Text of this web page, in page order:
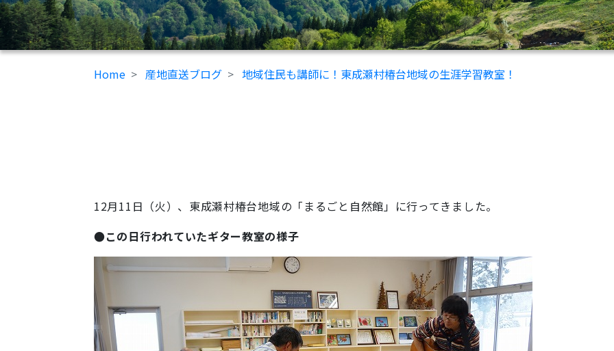
Home 産地直送ブログ 地域住民も講師に！東成瀬村椿台地域の生涯学習教室！
12月11日（火）、東成瀬村椿台地域の「まるごと自然館」に行ってきました。
●この日行われていたギター教室の様子